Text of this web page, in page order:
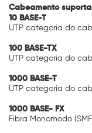
Cabeamento
10 BASE-T
UTP categoria do
100 BASE-TX
UTP categoria do
1000 BASE-T
UTP categoria do
1000 BASE- FX
Fibra Monomodo